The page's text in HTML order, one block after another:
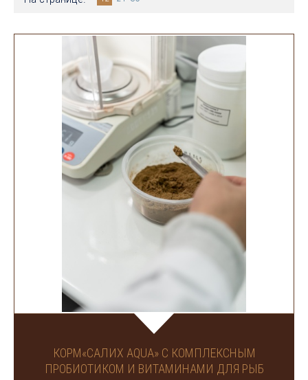
КОРМ«САЛИХ AQUA» С КОМПЛЕКСНЫМ
ПРОБИОТИКОМ И ВИТАМИНАМИ ДЛЯ РЫБ